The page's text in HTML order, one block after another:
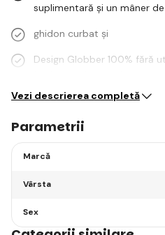
suplimentară și un mâner
ghidon curbat şi
Design Globber 100% fără
Vezi descrierea completă
Parametrii
Marcă
Vârsta
Sex